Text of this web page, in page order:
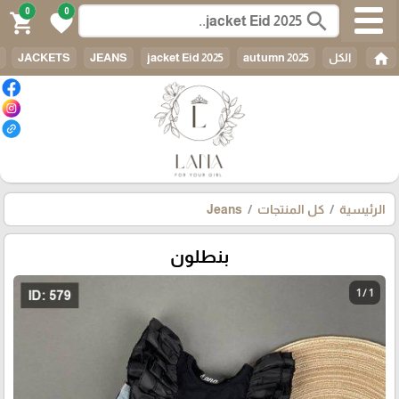
search
0
favorite
0
shopping_cart
home الكل JACKETS JEANS jacket Eid 2025 autumn 2025
الرئيسية كل المنتجات Jeans
بنطلون
1 / 1